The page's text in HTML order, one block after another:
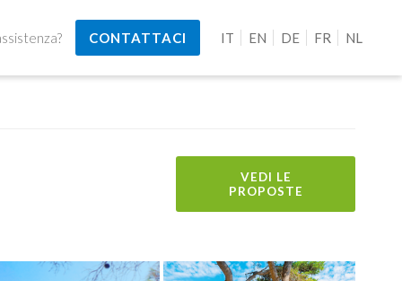
CONTATTACI IT EN DE FR NL
VEDI LE
PROPOSTE